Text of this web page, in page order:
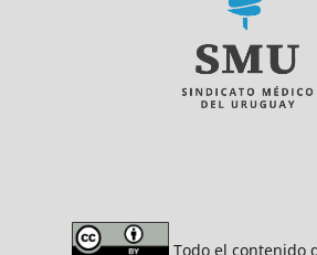
Todo el contenido